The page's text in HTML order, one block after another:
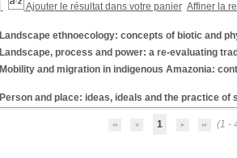
Ajouter le résultat dans votre panier Affiner la
Landscape ethnoecology: concepts of biotic and
Landscape, process and power: a re-evaluating
Mobility and migration in indigenous Amazonia:
Person and place: ideas, ideals and the practice of
1 (1 -